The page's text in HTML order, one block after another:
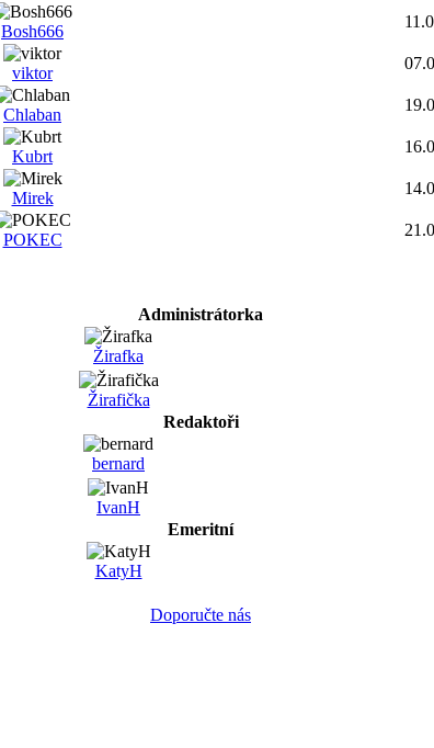
Bosh666
viktor
Chlaban
Kubrt
Mirek
POKEC
Administrátorka
Žirafka
Žirafička
Redaktoři
bernard
IvanH
Emeritní
KatyH
Doporučte nás